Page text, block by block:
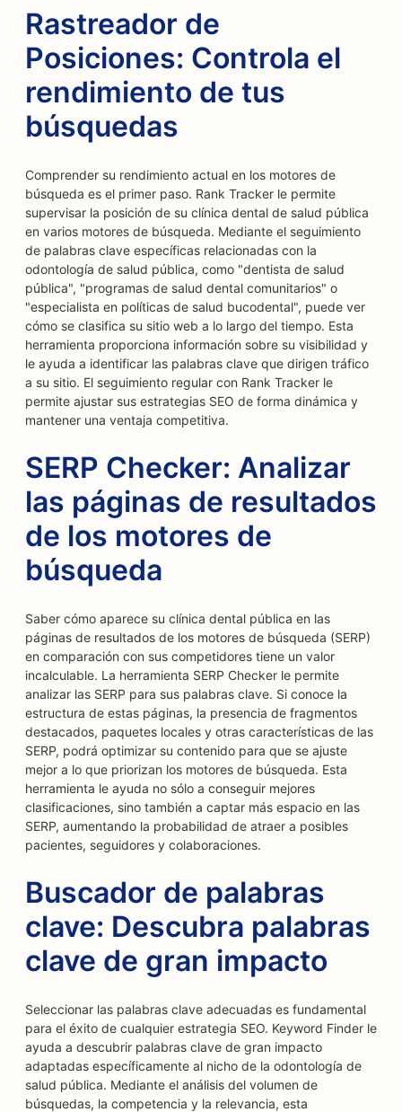
Rastreador de
Posiciones: Controla el
rendimiento de tus
búsquedas
Comprender su rendimiento actual en los motores de
búsqueda es el primer paso. Rank Tracker le permite
supervisar la posición de su clínica dental de salud pública
en varios motores de búsqueda. Mediante el seguimiento
de palabras clave específicas relacionadas con la
odontología de salud pública, como "dentista de salud
pública", "programas de salud dental comunitarios" o
"especialista en políticas de salud bucodental", puede ver
cómo se clasifica su sitio web a lo largo del tiempo. Esta
herramienta proporciona información sobre su visibilidad y
le ayuda a identificar las palabras clave que dirigen tráfico
a su sitio. El seguimiento regular con Rank Tracker le
permite ajustar sus estrategias SEO de forma dinámica y
mantener una ventaja competitiva.
SERP Checker: Analizar
las páginas de resultados
de los motores de
búsqueda
Saber cómo aparece su clínica dental pública en las
páginas de resultados de los motores de búsqueda (SERP)
en comparación con sus competidores tiene un valor
incalculable. La herramienta SERP Checker le permite
analizar las SERP para sus palabras clave. Si conoce la
estructura de estas páginas, la presencia de fragmentos
destacados, paquetes locales y otras características de las
SERP, podrá optimizar su contenido para que se ajuste
mejor a lo que priorizan los motores de búsqueda. Esta
herramienta le ayuda no sólo a conseguir mejores
clasificaciones, sino también a captar más espacio en las
SERP, aumentando la probabilidad de atraer a posibles
pacientes, seguidores y colaboraciones.
Buscador de palabras
clave: Descubra palabras
clave de gran impacto
Seleccionar las palabras clave adecuadas es fundamental
para el éxito de cualquier estrategia SEO. Keyword Finder le
ayuda a descubrir palabras clave de gran impacto
adaptadas específicamente al nicho de la odontología de
salud pública. Mediante el análisis del volumen de
búsquedas, la competencia y la relevancia, esta